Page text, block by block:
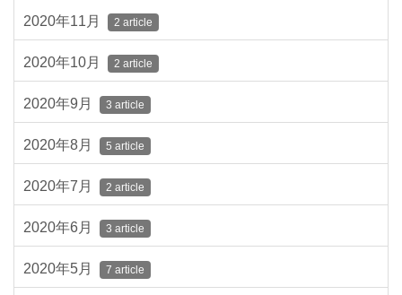
2020年11月 2 article
2020年10月 2 article
2020年9月 3 article
2020年8月 5 article
2020年7月 2 article
2020年6月 3 article
2020年5月 7 article